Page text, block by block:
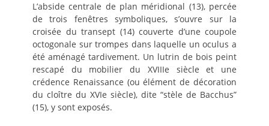
L’abside centrale de plan méridional (13), percée
de trois fenêtres symboliques, s’ouvre sur la
croisée du transept (14) couverte d’une coupole
octogonale sur trompes dans laquelle un oculus a
été aménagé tardivement. Un lutrin de bois peint
rescapé du mobilier du XVIIIe siècle et une
crédence Renaissance (ou élément de décoration
du cloître du XVIe siècle), dite “stèle de Bacchus”
(15), y sont exposés.